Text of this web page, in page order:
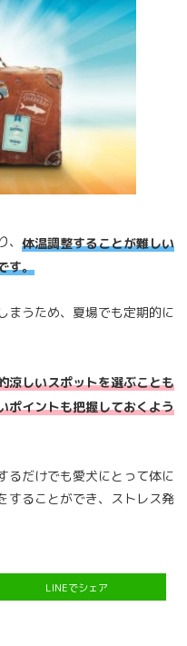
体温調整することが難しい
す。
まうため、夏場でも定期的に
涼しいスポットを選ぶことも
ポイントも把握しておくよう
るだけでも愛犬にとって体に
することができ、ストレス発
LINEでシェア